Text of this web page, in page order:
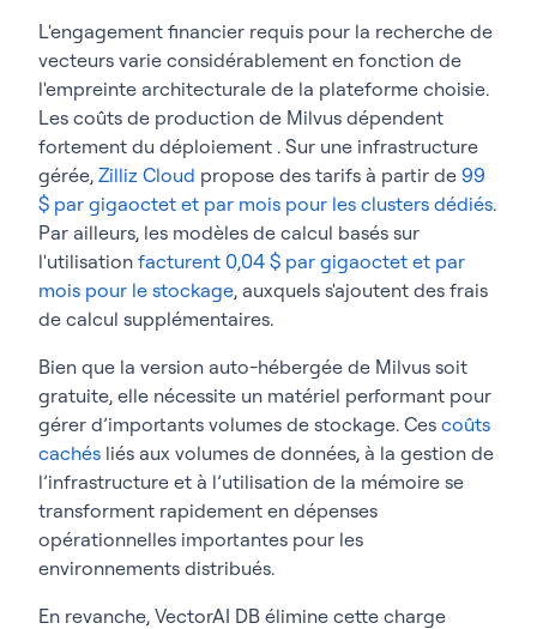
L'engagement financier requis pour la recherche de
vecteurs varie considérablement en fonction de
l'empreinte architecturale de la plateforme choisie.
Les coûts de production de Milvus dépendent
fortement du déploiement . Sur une infrastructure
gérée, Zilliz Cloud propose des tarifs à partir de 99
$ par gigaoctet et par mois pour les clusters dédiés.
Par ailleurs, les modèles de calcul basés sur
l'utilisation facturent 0,04 $ par gigaoctet et par
mois pour le stockage, auxquels s'ajoutent des frais
de calcul supplémentaires.
Bien que la version auto-hébergée de Milvus soit
gratuite, elle nécessite un matériel performant pour
gérer d’importants volumes de stockage. Ces coûts
cachés liés aux volumes de données, à la gestion de
l’infrastructure et à l’utilisation de la mémoire se
transforment rapidement en dépenses
opérationnelles importantes pour les
environnements distribués.
En revanche, VectorAI DB élimine cette charge